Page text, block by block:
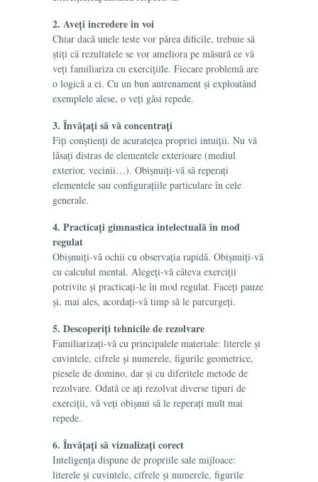
2. Aveți încredere în voi
Chiar dacă unele teste vor părea dificile, trebuie să
știți că rezultatele se vor ameliora pe măsură ce vă
veți familiariza cu exercițiile. Fiecare problemă are
o logică a ei. Cu un bun antrenament și exploatând
exemplele alese, o veți găsi repede.
3. Învățați să vă concentrați
Fiți conștienți de acuratețea propriei intuiții. Nu vă
lăsați distras de elementele exterioare (mediul
exterior, vecinii…). Obișnuiți-vă să reperați
elementele sau configurațiile particulare în cele
generale.
4. Practicați gimnastica intelectuală în mod
regulat
Obișnuiți-vă ochii cu observația rapidă. Obișnuiți-vă
cu calculul mental. Alegeți-vă câteva exerciții
potrivite și practicați-le în mod regulat. Faceți pauze
și, mai ales, acordați-vă timp să le parcurgeți.
5. Descoperiți tehnicile de rezolvare
Familiarizați-vă cu principalele materiale: literele și
cuvintele, cifrele și numerele, figurile geometrice,
piesele de domino, dar și cu diferitele metode de
rezolvare. Odată ce ați rezolvat diverse tipuri de
exerciții, vă veți obișnui să le reperați mult mai
repede.
6. Învățați să vizualizați corect
Inteligența dispune de propriile sale mijloace:
literele și cuvintele, cifrele și numerele, figurile